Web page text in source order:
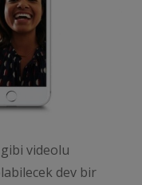
gibi videolu
dev bir